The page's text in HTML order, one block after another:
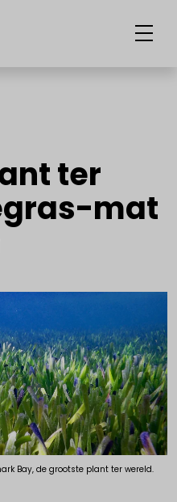
ter
mat
Bay, de grootste plant ter wereld.